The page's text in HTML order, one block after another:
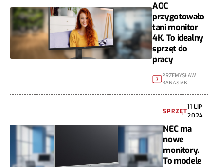
AOC
przygotowało
tani monitor
4K. To idealny
sprzęt do
pracy
7
PRZEMYSŁAW
BANASIAK
SPRZĘT
11 LIP
2024
NEC ma
nowe
monitory.
To modele